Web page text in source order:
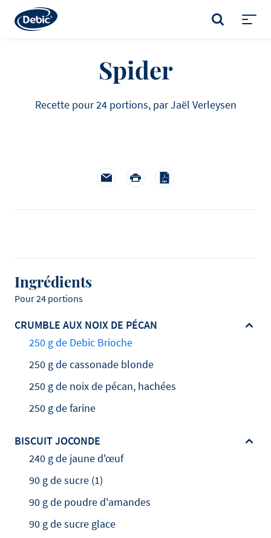
main
RECHERCHER
Spider
Recette pour 24 portions, par Jaël Verleysen
Ingrédients
Pour 24 portions
CRUMBLE AUX NOIX DE PÉCAN
250 g de Debic Brioche
250 g de cassonade blonde
250 g de noix de pécan, hachées
250 g de farine
BISCUIT JOCONDE
240 g de jaune d'œuf
90 g de sucre (1)
90 g de poudre d'amandes
90 g de sucre glace